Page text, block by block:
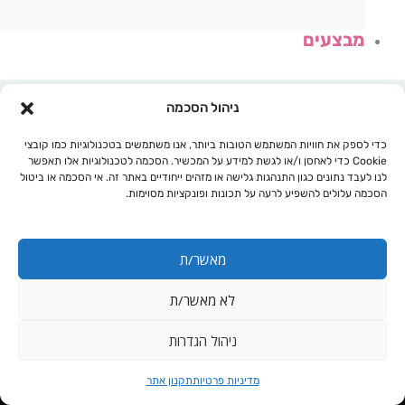
ניהול הסכמה
כדי לספק את חוויות המשתמש הטובות ביותר, אנו משתמשים בטכנולוגיות כמו קובצי
Cookie כדי לאחסן ו/או לגשת למידע על המכשיר. הסכמה לטכנולוגיות אלו תאפשר
לנו לעבד נתונים כגון התנהגות גלישה או מזהים ייחודיים באתר זה. אי הסכמה או ביטול
הסכמה עלולים להשפיע לרעה על תכונות ופונקציות מסוימות.
מאשר/ת
לא מאשר/ת
ניהול הגדרות
מדיניות פרטיותתקנון אתר
מבצעים
עגלת קניות